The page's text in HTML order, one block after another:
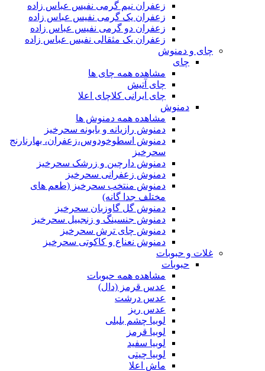
زعفران نیم گرمی نفیس عباس زاده
زعفران یک گرمی نفیس عباس زاده
زعفران دو گرمی نفیس عباس زاده
زعفران یک مثقالی نفیس عباس زاده
چای و دمنوش
چای
مشاهده همه چای ها
چای آتیش
چای ایرانی کلاچای اعلا
دمنوش
مشاهده همه دمنوش ها
دمنوش رازیانه و بابونه سحرخیز
دمنوش اسطوخودوس،زعفران، بهارنارنج
سحرخیز
دمنوش دارچین و زرشک سحرخیز
دمنوش زعفرانی سحرخیز
دمنوش منتخب سحرخیز (طعم های
مختلف جدا گانه)
دمنوش گل گاوزبان سحرخیز
دمنوش جنسینگ و زنجبیل سحرخیز
دمنوش چای ترش سحرخیز
دمنوش نعناع و کاکوتی سحرخیز
غلات و حبوبات
حبوبات
مشاهده همه حبوبات
عدس قرمز (دال)
عدس درشت
عدس ریز
لوبیا چشم بلبلی
لوبیا قرمز
لوبیا سفید
لوبیا چیتی
ماش اعلا